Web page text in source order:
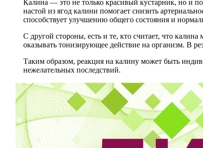
Калина — это не только красивый кустарник, но и
настой из ягод калини помогает снизить
способствует улучшению общего состояния и
С другой стороны, есть и те, кто считает, что
оказывать тонизирующее действие на организм. В
Таким образом, реакция на калину может быть
нежелательных последствий.